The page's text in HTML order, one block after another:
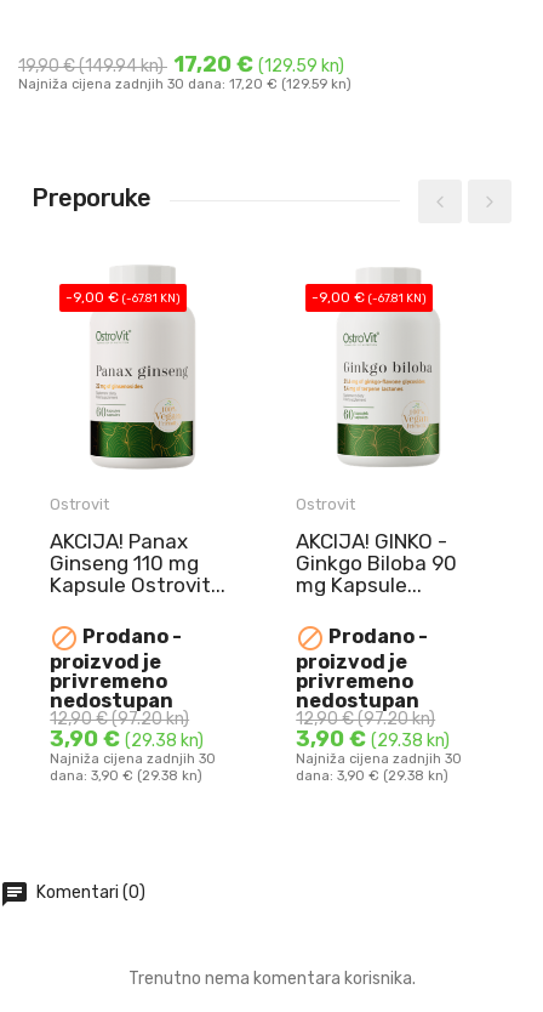
19,90 €(149.94 kn) 17,20 € (129.59 kn)
Najniža cijena zadnjih 30 dana: 17,20 € (129.59 kn)
Preporuke
-9,00 €(-67.81 KN)
Ostrovit
AKCIJA! Panax
Ginseng 110 mg
Kapsule Ostrovit...
 Prodano -
proizvod je
privremeno
nedostupan
12,90 €(97.20 kn)
3,90 €(29.38 kn)
Najniža cijena zadnjih 30
dana: 3,90 € (29.38 kn)
NAJBOLJE
UPOTRIJEBITI DO
10.08.2026.
Panax Ginseng 110
mg Kapsule Ostrovit ...
-9,00 €(-67.81 KN)
Ostrovit
AKCIJA! GINKO -
Ginkgo Biloba 90
mg Kapsule...
 Prodano -
proizvod je
privremeno
nedostupan
12,90 €(97.20 kn)
3,90 €(29.38 kn)
Najniža cijena zadnjih 30
dana: 3,90 € (29.38 kn)
NAJBOLJE
UPOTRIJEBITI DO
10.08.2026.
GINKO - Ginkgo
Biloba 90 mg Kapsule ...
chat Komentari (0)
Trenutno nema komentara korisnika.